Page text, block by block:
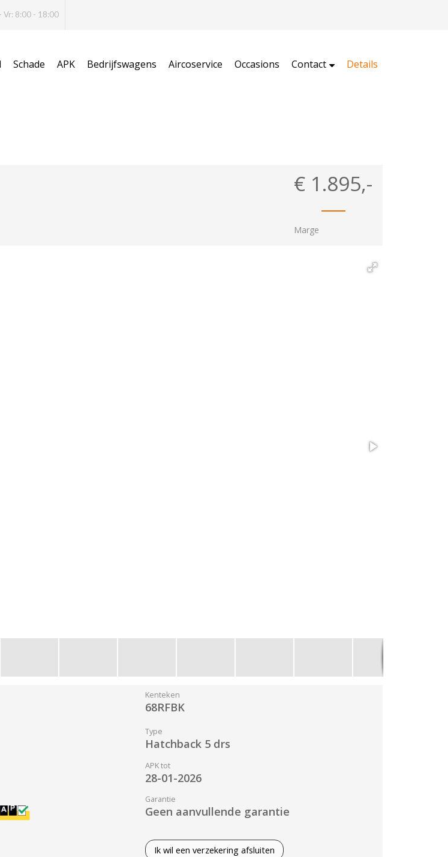
Vr: 8:00 - 18:00
Schade APK Bedrijfswagens Aircoservice Occasions Contact Details
€ 1.895,-
Marge
Kenteken
68RFBK
Type
Hatchback 5 drs
APK tot
28-01-2026
Garantie
Geen aanvullende garantie
Ik wil een verzekering afsluiten